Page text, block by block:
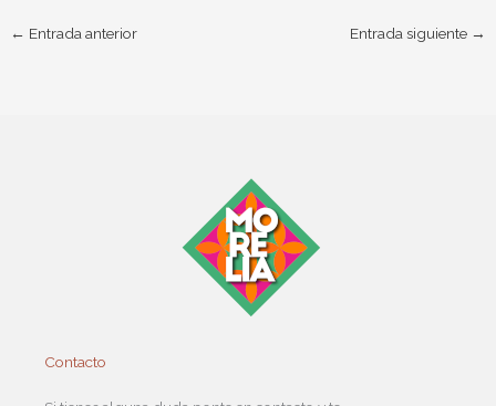
← Entrada anterior Entrada siguiente →
Contacto